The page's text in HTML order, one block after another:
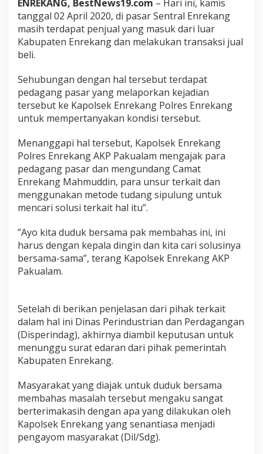
a
k
a
n
M
o
d
e
T
u
a
n
g
i
p
u
u
n
g
U
M
e
n
c
a
r
S
o
l
u
s
i
ENREKANG, BestNews19.com – Hari ini, kamis
tanggal 02 April 2020, di pasar Sentral Enrekang
masih terdapat penjual yang masuk dari luar
Kabupaten Enrekang dan melakukan transaksi jual
beli.
Sehubungan dengan hal tersebut terdapat
pedagang pasar yang melaporkan kejadian
tersebut ke Kapolsek Enrekang Polres Enrekang
untuk mempertanyakan kondisi tersebut.
Menanggapi hal tersebut, Kapolsek Enrekang
Polres Enrekang AKP Pakualam mengajak para
pedagang pasar dan mengundang Camat
Enrekang Mahmuddin, para unsur terkait dan
menggunakan metode tudang sipulung untuk
mencari solusi terkait hal itu”.
”Ayo kita duduk bersama pak membahas ini, ini
harus dengan kepala dingin dan kita cari solusinya
bersama-sama”, terang Kapolsek Enrekang AKP
Pakualam.
Setelah di berikan penjelasan dari pihak terkait
dalam hal ini Dinas Perindustrian dan Perdagangan
(Disperindag), akhirnya diambil keputusan untuk
menunggu surat edaran dari pihak pemerintah
Kabupaten Enrekang.
Masyarakat yang diajak untuk duduk bersama
membahas masalah tersebut mengaku sangat
berterimakasih dengan apa yang dilakukan oleh
Kapolsek Enrekang yang senantiasa menjadi
pengayom masyarakat (Dil/Sdg).